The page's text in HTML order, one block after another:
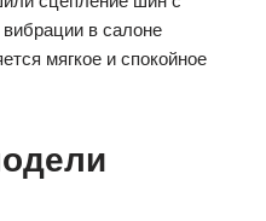
в салоне
мягкое и спокойное